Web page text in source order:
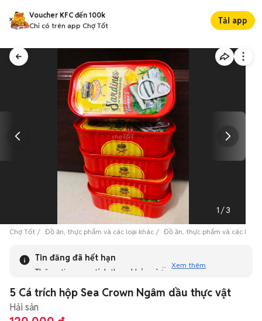
Voucher KFC đến 100k
Chỉ có trên app Chợ Tốt
Tải app
1 /3
Chợ Tốt Đồ ăn, thực phẩm và các loại khác Đồ ăn, thực phẩm và các loại
Tin đăng đã hết hạn
Thông tin mang tính tham khảo và bạn không thể liên hệ
tương tự khác dưới đây nhé!
Xem thêm
5 Cá trích hộp Sea Crown Ngâm dầu thực vật
Hải sản